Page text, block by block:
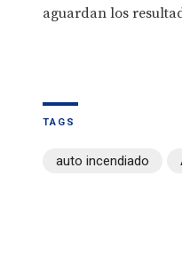
aguardan los
TAGS
auto incendiado